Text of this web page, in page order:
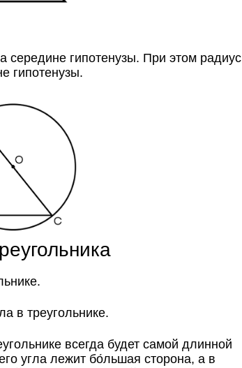
середине гипотенузы. При этом радиус
гипотенузы.
в треугольнике.
всегда будет самой длинной
угла лежит бо́льшая сторона, а в